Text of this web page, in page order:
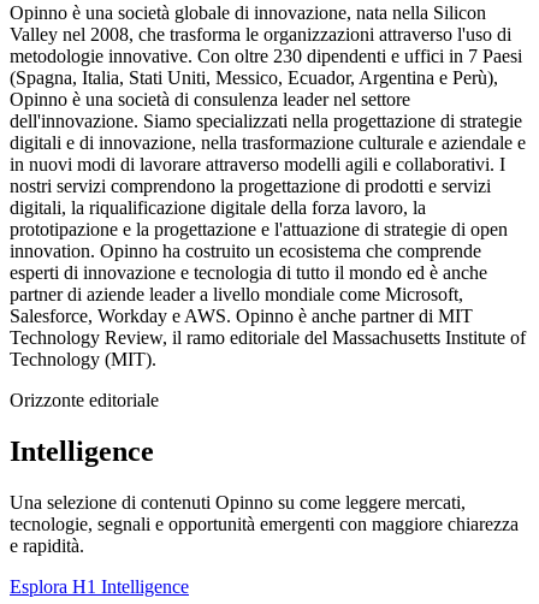
Opinno è una società globale di innovazione, nata nella Silicon
Valley nel 2008, che trasforma le organizzazioni attraverso l'uso di
metodologie innovative. Con oltre 230 dipendenti e uffici in 7 Paesi
(Spagna, Italia, Stati Uniti, Messico, Ecuador, Argentina e Perù),
Opinno è una società di consulenza leader nel settore
dell'innovazione. Siamo specializzati nella progettazione di strategie
digitali e di innovazione, nella trasformazione culturale e aziendale e
in nuovi modi di lavorare attraverso modelli agili e collaborativi. I
nostri servizi comprendono la progettazione di prodotti e servizi
digitali, la riqualificazione digitale della forza lavoro, la
prototipazione e la progettazione e l'attuazione di strategie di open
innovation. Opinno ha costruito un ecosistema che comprende
esperti di innovazione e tecnologia di tutto il mondo ed è anche
partner di aziende leader a livello mondiale come Microsoft,
Salesforce, Workday e AWS. Opinno è anche partner di MIT
Technology Review, il ramo editoriale del Massachusetts Institute of
Technology (MIT).
Orizzonte editoriale
Intelligence
Una selezione di contenuti Opinno su come leggere mercati,
tecnologie, segnali e opportunità emergenti con maggiore chiarezza
e rapidità.
Esplora H1 Intelligence